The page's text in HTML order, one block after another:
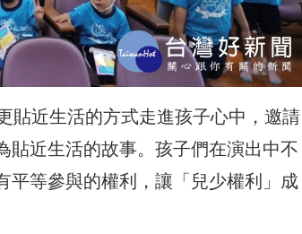
貼近生活的方式走進孩子心中，邀請
貼近生活的故事。孩子們在演出中不
平等參與的權利，讓「兒少權利」成